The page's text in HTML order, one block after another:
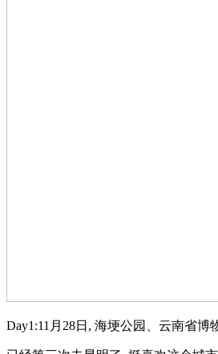
Day1:11月28日, 海埂公园、云南省博